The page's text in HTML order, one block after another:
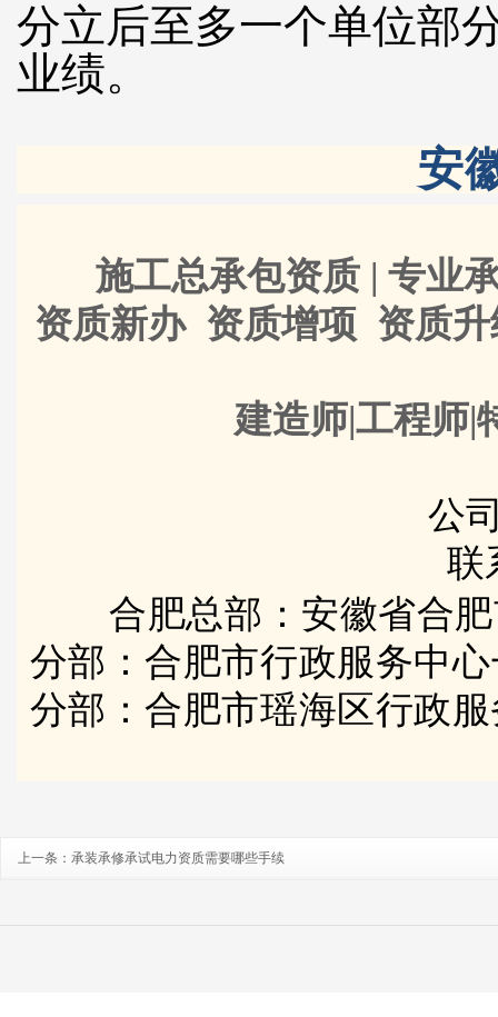
分立后至多一个单位部
业绩。
安
施工总承包资质 | 专业
资质新办 资质增项 资质
建造师|工程师|
公
联
合肥总部：安徽省合
分部：合肥市行政服务中
分部：合肥市瑶海区行政
上一条： 承装承修承试电力资质需要哪些手续